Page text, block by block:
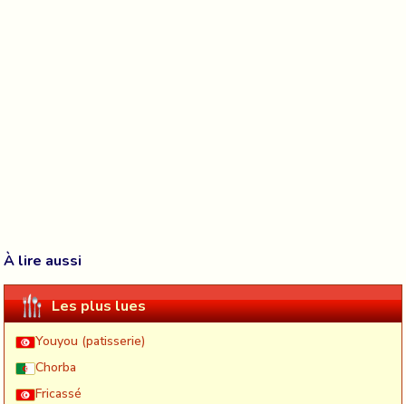
À lire aussi
Les plus lues
Youyou (patisserie)
Chorba
Fricassé